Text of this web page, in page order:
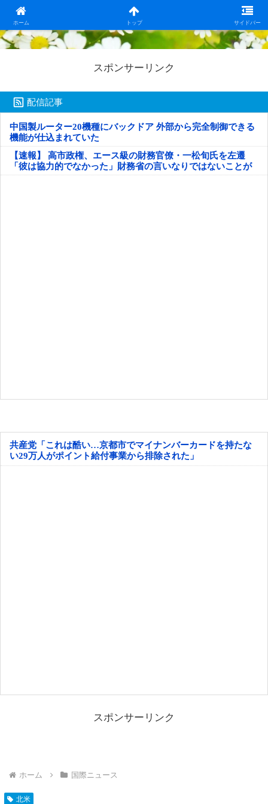
ホーム トップ サイドバー
日本第一！ニュース録
スポンサーリンク
配信記事
中国製ルーター20機種にバックドア 外部から完全制御できる
機能が仕込まれていた
【速報】 高市政権、エース級の財務官僚・一松旬氏を左遷
「彼は協力的でなかった」財務省の言いなりではないことが
判明
共産党「これは酷い…京都市でマイナンバーカードを持たな
い29万人がポイント給付事業から排除された」
スポンサーリンク
ホーム 国際ニュース
北米